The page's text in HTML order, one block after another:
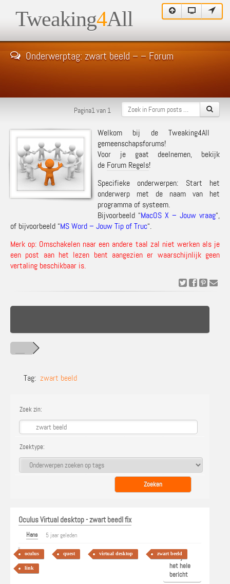
Tweaking4All
Onderwerptag: zwart beeld – – Forum
Pagina1 van 1
Welkom bij de Tweaking4All
gemeenschapsforums!
Voor je gaat deelnemen, bekijk
de Forum Regels!
Specifieke onderwerpen: Start het
onderwerp met de naam van het
programma of systeem.
Bijvoorbeeld “MacOS X – Jouw vraag“,
of bijvoorbeeld “MS Word – Jouw Tip of Truc“.
Merk op: Omschakelen naar een andere taal zal niet werken als je
een post aan het lezen bent aangezien er waarschijnlijk geen
vertaling beschikbaar is.
Tag: zwart beeld
Zoek zin:
Zoektype:
Oculus Virtual desktop - zwart beedl fix
Hans 5 jaar geleden
oculus quest virtual desktop zwart beeld
link
Bekijk
het hele
bericht